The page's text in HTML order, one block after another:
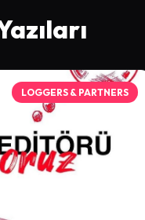
LOGGERS & PARTNERS